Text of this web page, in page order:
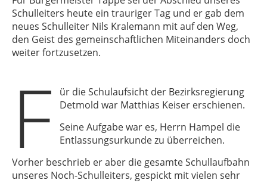
Schulleiters heute ein trauriger Tag und er gab dem
neues Schulleiter Nils Kralemann mit auf den Weg,
den Geist des gemeinschaftlichen Miteinanders doch
weiter fortzusetzen.
F
ür die Schulaufsicht der Bezirksregierung
Detmold war Matthias Keiser erschienen.
Seine Aufgabe war es, Herrn Hampel die
Entlassungsurkunde zu überreichen.
Vorher beschrieb er aber die gesamte Schullaufbahn
unseres Noch-Schulleiters, gespickt mit vielen sehr